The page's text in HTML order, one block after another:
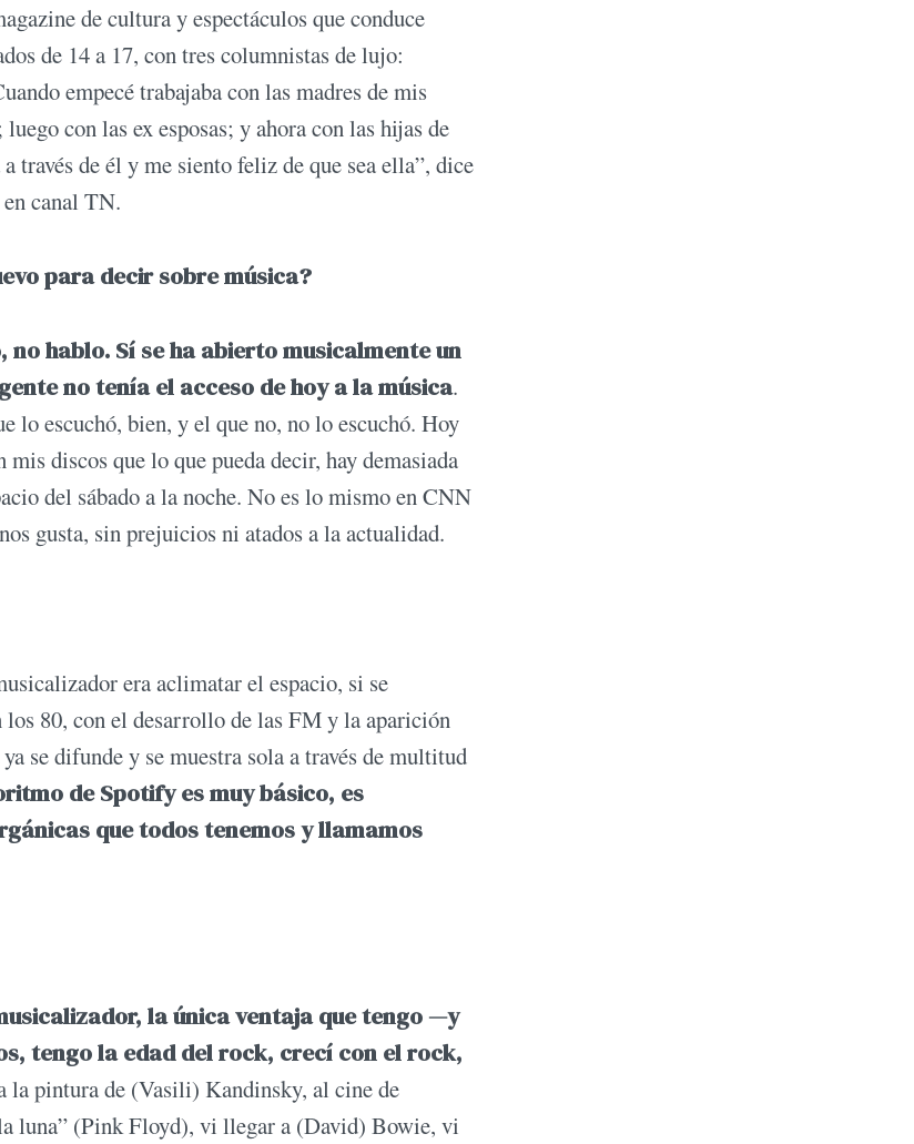
de cultura y espectáculos que conduce
de 14 a 17, con tres columnistas de lujo:
empecé trabajaba con las madres de mis
con las ex esposas; y ahora con las hijas de
través de él y me siento feliz de que sea ella”, dice
canal TN.
para decir sobre música?
hablo. Sí se ha abierto musicalmente un
no tenía el acceso de hoy a la música.
lo escuchó, bien, y el que no, no lo escuchó. Hoy
discos que lo que pueda decir, hay demasiada
del sábado a la noche. No es lo mismo en CNN
gusta, sin prejuicios ni atados a la actualidad.
era aclimatar el espacio, si se
los 80, con el desarrollo de las FM y la aparición
se difunde y se muestra sola a través de multitud
de Spotify es muy básico, es
que todos tenemos y llamamos
la única ventaja que tengo —y
tengo la edad del rock, crecí con el rock,
la pintura de (Vasili) Kandinsky, al cine de
luna” (Pink Floyd), vi llegar a (David) Bowie, vi